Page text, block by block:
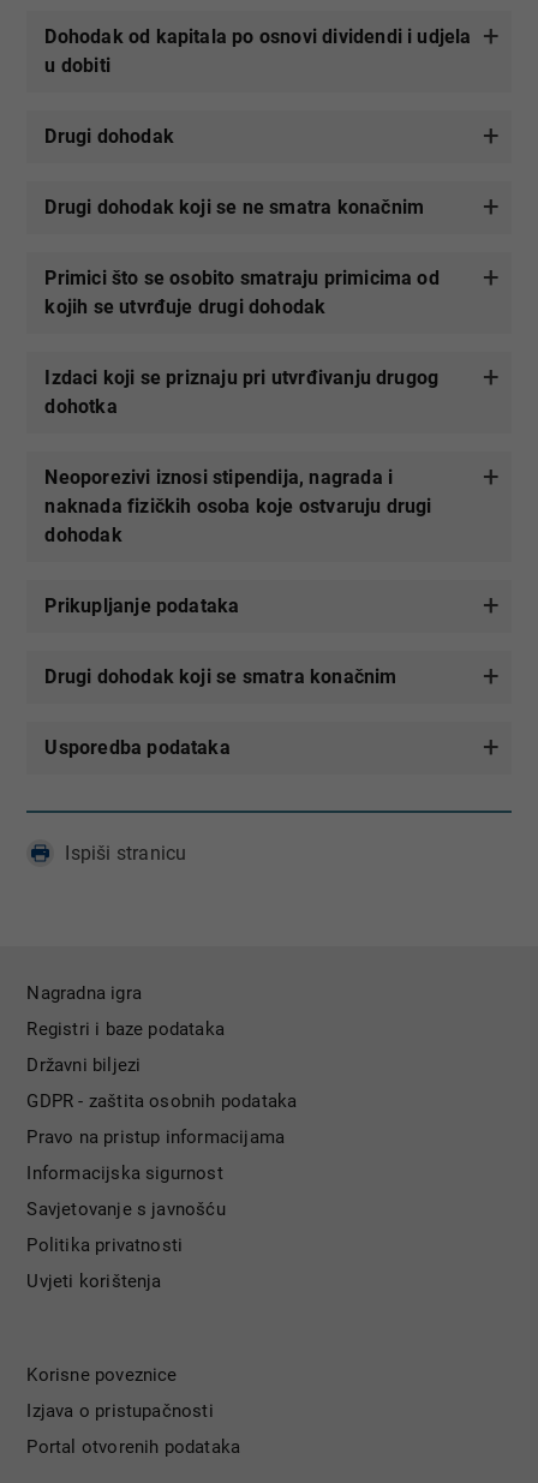
Dohodak od kapitala po osnovi dividendi i udjela
u dobiti
Drugi dohodak
Drugi dohodak koji se ne smatra konačnim
Primici što se osobito smatraju primicima od
kojih se utvrđuje drugi dohodak
Izdaci koji se priznaju pri utvrđivanju drugog
dohotka
Neoporezivi iznosi stipendija, nagrada i
naknada fizičkih osoba koje ostvaruju drugi
dohodak
Prikupljanje podataka
Drugi dohodak koji se smatra konačnim
Usporedba podataka
Ispiši stranicu
Nagradna igra
Registri i baze podataka
Državni biljezi
GDPR - zaštita osobnih podataka
Pravo na pristup informacijama
Informacijska sigurnost
Savjetovanje s javnošću
Politika privatnosti
Uvjeti korištenja
Korisne poveznice
Izjava o pristupačnosti
Portal otvorenih podataka